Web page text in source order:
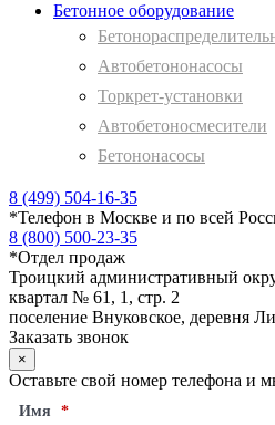
Бетонное оборудование
Автобетононасосы
Торкрет-установки
Автобетоносмесители
Бетононасосы
8 (499) 504-16-35
*Телефон в Москве и по всей
8 (800) 500-23-35
*Отдел продаж
Троицкий административный
квартал № 61, 1, стр. 2
поселение Внуковское, деревня
Заказать звонок
×
Оставьте свой номер телефона и
Имя